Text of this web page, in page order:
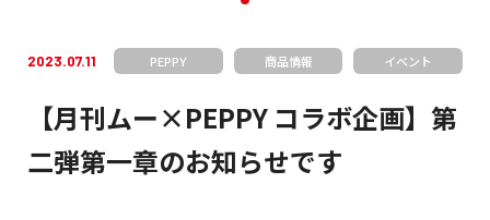
2023.07.11 PEPPY 商品情報 イベント
【月刊ムー×PEPPY コラボ企画】第
二弾第一章のお知らせです